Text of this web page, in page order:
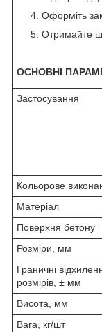
Оформіть
Отримайте
ОСНОВНІ
Застосування
Кольорове
Матеріал
Поверхня бетону
Розміри, мм
Граничні
розмірів, ± мм
Висота, мм
Вага, кг/шт